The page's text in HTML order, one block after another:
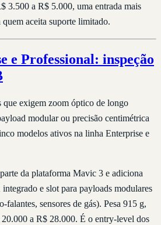
3.500 a R$ 5.000, uma entrada mais
aceita suporte limitado.
e Professional: inspeção
que exigem zoom óptico de longo
modular ou precisão centimétrica
modelos ativos na linha Enterprise e
parte da plataforma Mavic 3 e adiciona
e slot para payloads modulares
falantes, sensores de gás). Pesa 915 g,
a R$ 28.000. É o entry-level dos